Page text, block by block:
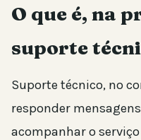
O que é, na
suporte
Suporte técnico, no
responder
acompanhar o